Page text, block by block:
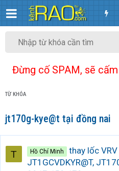
Đừng cố SPAM, sẽ
TỪ KHÓA
jt170g-kye@t tại đồng nai
T Hồ Chí Minh
thay lốc VRV
JT1GCVDKYR@T,